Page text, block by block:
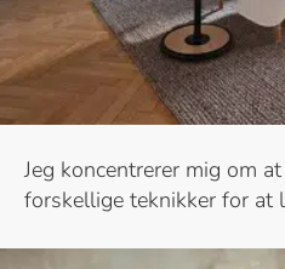
Jeg koncentrerer mig om
forskellige teknikker for at